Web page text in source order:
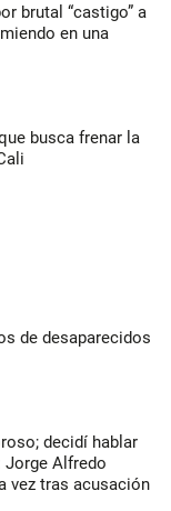
brutal “castigo” a
en una
busca frenar la
de desaparecidos
decidí hablar
Jorge Alfredo
vez tras acusación